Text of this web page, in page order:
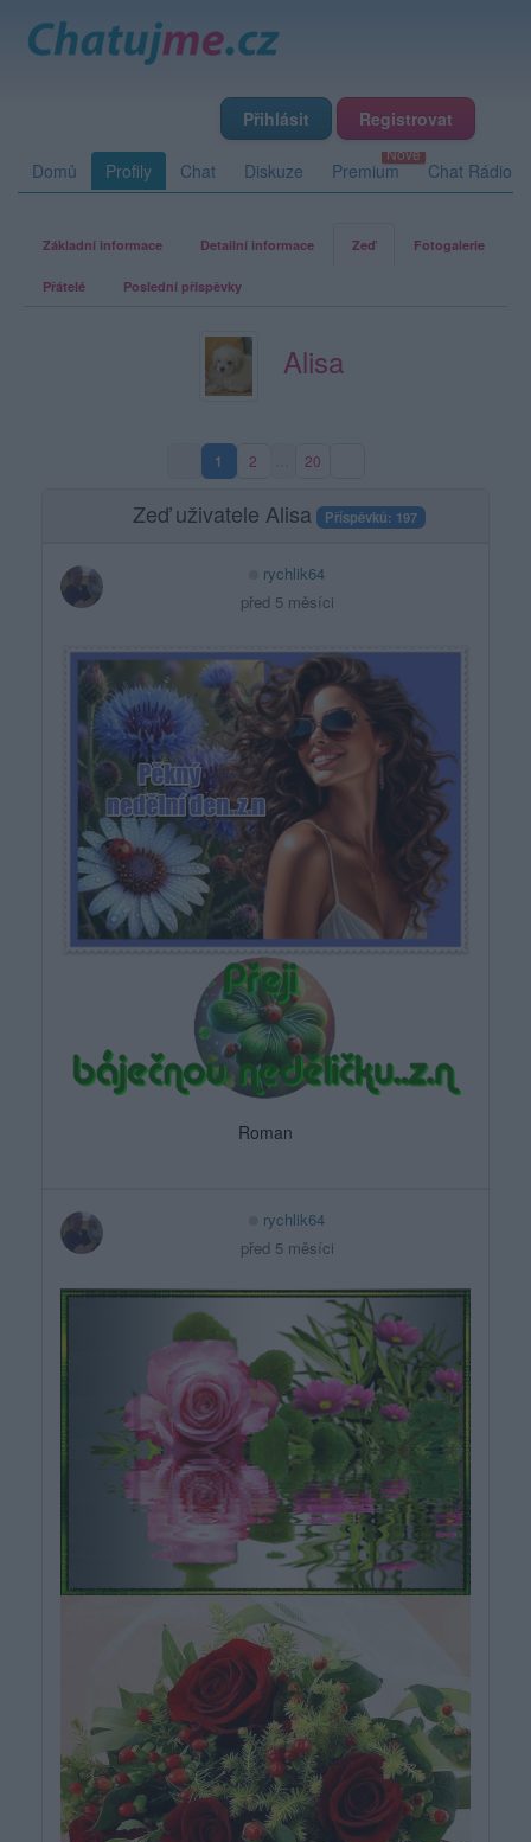
Přihlásit Registrovat
Domů Profily Chat Diskuze Premium Chat Rádio
Základní informace Detailní informace Zeď Fotogalerie
Přátelé Poslední příspěvky
Alisa
1(aktuální strana)
2 20
Zeď uživatele Alisa Příspěvků: 197
rychlik64
před 5 měsíci
Roman
rychlik64
před 5 měsíci